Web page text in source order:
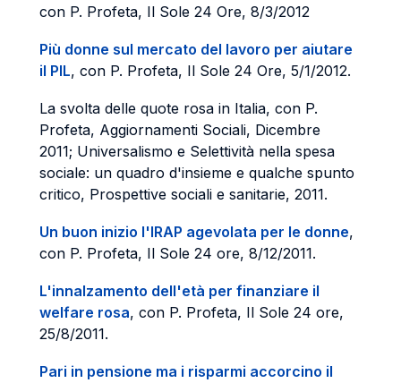
con P. Profeta, Il Sole 24 Ore, 8/3/2012
Più donne sul mercato del lavoro per aiutare
il PIL, con P. Profeta, Il Sole 24 Ore, 5/1/2012.
La svolta delle quote rosa in Italia, con P.
Profeta, Aggiornamenti Sociali, Dicembre
2011; Universalismo e Selettività nella spesa
sociale: un quadro d'insieme e qualche spunto
critico, Prospettive sociali e sanitarie, 2011.
Un buon inizio l'IRAP agevolata per le donne,
con P. Profeta, Il Sole 24 ore, 8/12/2011.
L'innalzamento dell'età per finanziare il
welfare rosa, con P. Profeta, Il Sole 24 ore,
25/8/2011.
Pari in pensione ma i risparmi accorcino il